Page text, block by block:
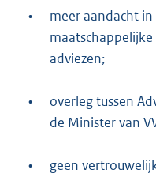
•
meer aandacht
adviezen;
•
overleg tussen
de Minister van
• geen